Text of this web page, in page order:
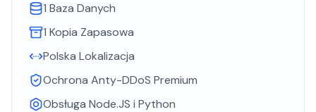
1 Baza Danych
1 Kopia Zapasowa
Polska Lokalizacja
Ochrona Anty-DDoS Premium
Obsługa Node.JS i Python